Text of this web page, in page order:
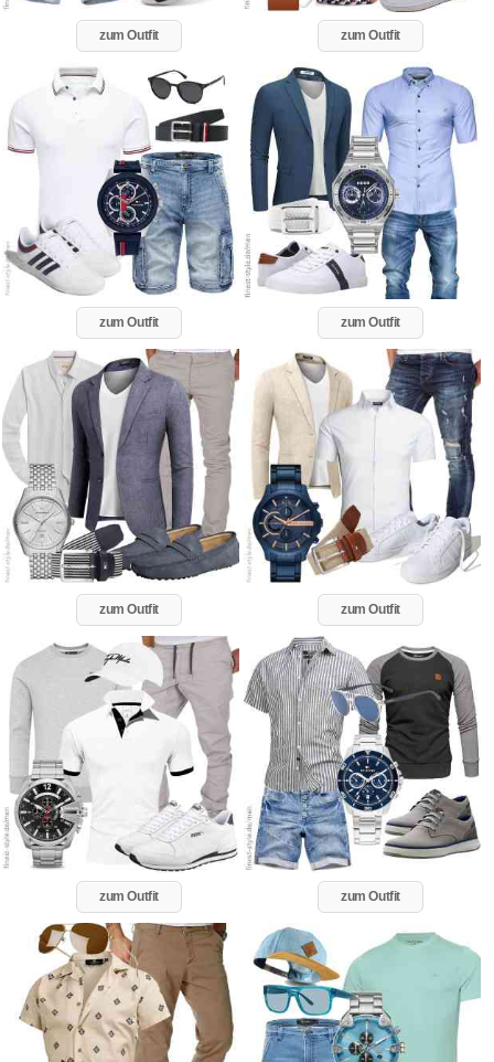
zum Outfit zum Outfit
zum Outfit zum Outfit
zum Outfit zum Outfit
zum Outfit zum Outfit